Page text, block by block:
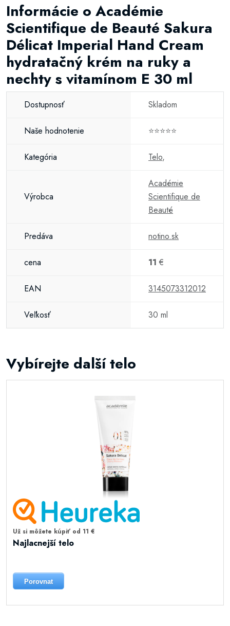
Informácie o Académie
Scientifique de Beauté Sakura
Délicat Imperial Hand Cream
hydratačný krém na ruky a
nechty s vitamínom E 30 ml
Dostupnosť Skladom
Naše hodnotenie ⭐⭐⭐⭐⭐
Kategória Telo,
Výrobca
Académie
Scientifique de
Beauté
Predáva notino.sk
cena 11 €
EAN 3145073312012
Veľkosť 30 ml
Vybírejte další telo
Už si môžete kúpiť od 11 €
Najlacnejší telo
Porovnat